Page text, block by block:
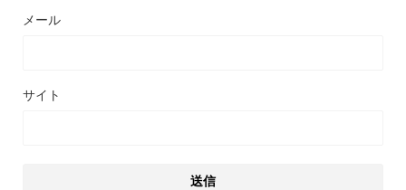
メール
サイト